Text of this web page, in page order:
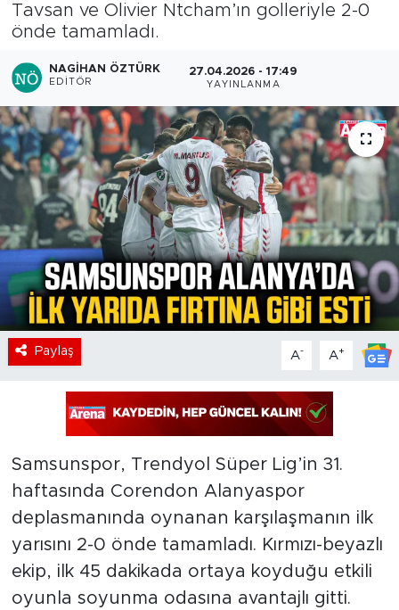
Tavsan ve Olivier Ntcham’ın golleriyle 2-0
önde tamamladı.
NAGIHAN ÖZTÜRK
EDITÖR
27.04.2026 - 17:49
YAYINLANMA
Paylaş A- A+
Samsunspor, Trendyol Süper Lig’in 31.
haftasında Corendon Alanyaspor
deplasmanında oynanan karşılaşmanın ilk
yarısını 2-0 önde tamamladı. Kırmızı-beyazlı
ekip, ilk 45 dakikada ortaya koyduğu etkili
oyunla soyunma odasına avantajlı gitti.
Son Dakika Haberleri
Haber Arşivi